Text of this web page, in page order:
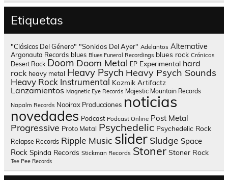
Etiquetas
"Clásicos Del Género" "Sonidos Del Ayer" Adelantos Alternative
Argonauta Records blues Blues Funeral Recordings blues rock Crónicas
Desert Rock Doom Doom Metal EP Experimental hard
rock heavy metal Heavy Psych Heavy Psych Sounds
Heavy Rock Instrumental Kozmik Artifactz
Lanzamientos Magnetic Eye Records Majestic Mountain Records
Napalm Records Nooirax Producciones noticias
novedades Podcast Podcast Online Post Metal
Progressive Proto Metal Psychedelic Psychedelic Rock
Relapse Records Ripple Music slider Sludge Space
Rock Spinda Records Stickman Records Stoner Stoner Rock
Tee Pee Records